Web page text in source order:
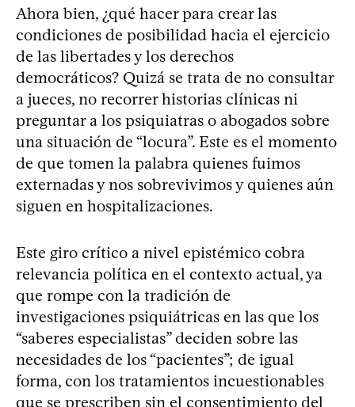
Ahora bien, ¿qué hacer para crear las
condiciones de posibilidad hacia el ejercicio
de las libertades y los derechos
democráticos? Quizá se trata de no consultar
a jueces, no recorrer historias clínicas ni
preguntar a los psiquiatras o abogados sobre
una situación de “locura”. Este es el momento
de que tomen la palabra quienes fuimos
externadas y nos sobrevivimos y quienes aún
siguen en hospitalizaciones.
Este giro crítico a nivel epistémico cobra
relevancia política en el contexto actual, ya
que rompe con la tradición de
investigaciones psiquiátricas en las que los
“saberes especialistas” deciden sobre las
necesidades de los “pacientes”; de igual
forma, con los tratamientos incuestionables
que se prescriben sin el consentimiento del